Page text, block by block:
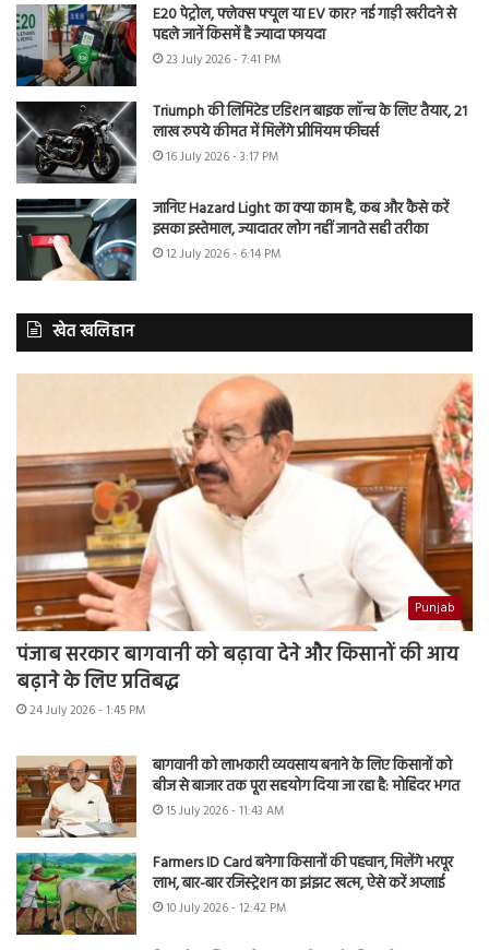
E20 पेट्रोल, फ्लेक्स फ्यूल या EV कार? नई गाड़ी खरीदने से
पहले जानें किसमें है ज्यादा फायदा
23 July 2026 - 7:41 PM
Triumph की लिमिटेड एडिशन बाइक लॉन्च के लिए तैयार, 21
लाख रुपये कीमत में मिलेंगे प्रीमियम फीचर्स
16 July 2026 - 3:17 PM
जानिए Hazard Light का क्या काम है, कब और कैसे करें
इसका इस्तेमाल, ज्यादातर लोग नहीं जानते सही तरीका
12 July 2026 - 6:14 PM
खेत खलिहान
Punjab
पंजाब सरकार बागवानी को बढ़ावा देने और किसानों की आय
बढ़ाने के लिए प्रतिबद्ध
24 July 2026 - 1:45 PM
बागवानी को लाभकारी व्यवसाय बनाने के लिए किसानों को
बीज से बाजार तक पूरा सहयोग दिया जा रहा है: मोहिंदर भगत
15 July 2026 - 11:43 AM
Farmers ID Card बनेगा किसानों की पहचान, मिलेंगे भरपूर
लाभ, बार-बार रजिस्ट्रेशन का झंझट खत्म, ऐसे करें अप्लाई
10 July 2026 - 12:42 PM